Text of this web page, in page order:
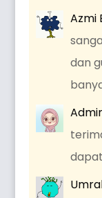
Azmi
dan